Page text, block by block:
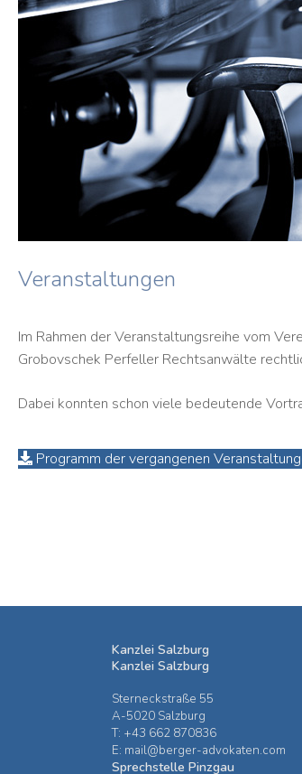
Veranstaltungen
Im Rahmen der Veranstaltungsreihe vom
Grobovschek Perfeller Rechtsanwälte
Dabei konnten schon viele bedeutende
Programm der vergangenen
Kanzlei Salzburg
Kanzlei Salzburg
Sterneckstraße 55
A-5020 Salzburg
T: +43 662 870836
E: mail@berger-advokaten.com
Sprechstelle Pinzgau